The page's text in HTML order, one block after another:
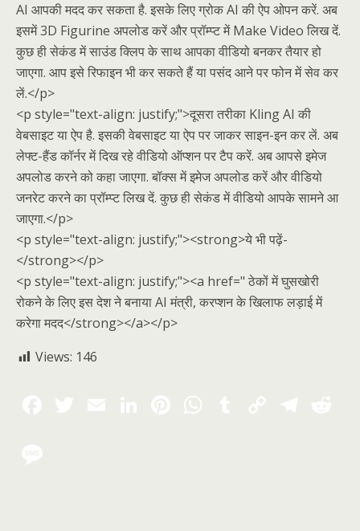
AI आपकी मदद कर सकता है. इसके लिए ग्रोक AI की ऐप ओपन करें. अब
इसमें 3D Figurine अपलोड करें और प्रॉम्प्ट में Make Video लिख दें.
कुछ ही सेकंड में साउंड क्लिप के साथ आपका वीडियो बनकर तैयार हो
जाएगा. आप इसे रिफाइन भी कर सकते हैं या पसंद आने पर फोन में सेव कर
लें.</p>
<p style="text-align: justify;">दूसरा तरीका Kling AI की
वेबसाइट या ऐप है. इसकी वेबसाइट या ऐप पर जाकर साइन-इन कर लें. अब
लेफ्ट-हैंड कॉर्नर में दिख रहे वीडियो ऑप्शन पर टैप करें. अब आपसे इमेज
अपलोड करने को कहा जाएगा. बॉक्स में इमेज अपलोड करें और वीडियो
जनरेट करने का प्रॉम्प्ट लिख दें. कुछ ही सेकंड में वीडियो आपके सामने आ
जाएगा.</p>
<p style="text-align: justify;"><strong>ये भी पढ़ें-
</strong></p>
<p style="text-align: justify;"><a href=" ठेकों में घुसखोरी
रोकने के लिए इस देश ने बनाया AI मंत्री, करप्शन के खिलाफ लड़ाई में
करेगा मदद</strong></a></p>
Views: 146